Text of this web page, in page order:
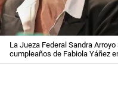
La Jueza Federal Sandra
cumpleaños de Fabiola Yáñez